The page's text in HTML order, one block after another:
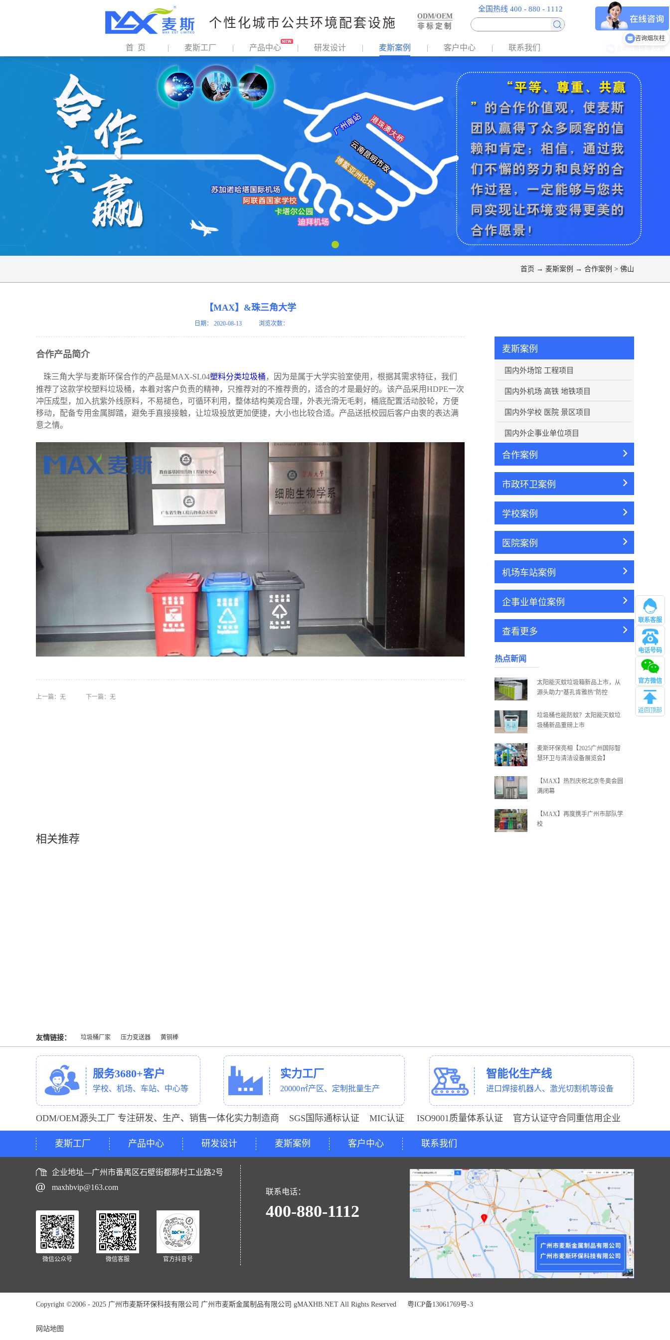
个性化城市公共环境配套设施
ODM/OEM
非 标 定 制
全国热线 400 - 880 - 1112
首 页 麦斯工厂 产品中心 研发设计 麦斯案例 客户中心 联系我们
首页 → 麦斯案例 → 合作案例 > 佛山
麦斯案例
国内外场馆 工程项目
国内外机场 高铁 地铁项目
国内外学校 医院 景区项目
国内外企事业单位项目
合作案例
市政环卫案例
学校案例
医院案例
机场车站案例
企事业单位案例
查看更多
热点新闻
太阳能灭蚊垃圾箱新品上市，从
源头助力“基孔肯雅热”防控
垃圾桶也能防蚊？太阳能灭蚊垃
圾桶新品重磅上市
麦斯环保亮相【2025广州国际智
慧环卫与清洁设备展览会】
【MAX】热烈庆祝北京冬奥会圆
满闭幕
【MAX】再度携手广州市部队学
校
【MAX】&珠三角大学
日期： 2020-08-13 浏览次数：
合作产品简介
珠三角大学与麦斯环保合作的产品是MAX-SL04塑料分类垃圾桶 ，因为是属于大学实验室使用，根据其需求特征，我们
推荐了这款学校塑料垃圾桶，本着对客户负责的精神，只推荐对的不推荐贵的，适合的才是最好的。该产品采用HDPE一次
冲压成型，加入抗紫外线原料，不易褪色，可循环利用，整体结构美观合理，外表光滑无毛剌，桶底配置活动胶轮，方便
移动，配备专用金属脚踏，避免手直接接触，让垃圾投放更加便捷，大小也比较合适。产品送抵校园后客户由衷的表达满
意之情。
上一篇：无 下一篇：无
相关推荐
友情链接： 垃圾桶厂家 压力变送器 黄铜棒
服务3680+客户
学校、机场、车站、中心等
实力工厂
20000㎡产区、定制批量生产
智能化生产线
进口焊接机器人、激光切割机等设备
ODM/OEM源头工厂 专注研发、生产、销售一体化实力制造商 SGS国际通标认证 MIC认证 ISO9001质量体系认证 官方认证守合同重信用企业
麦斯工厂 产品中心 研发设计 麦斯案例 客户中心 联系我们
企业地址—广州市番禺区石壁街都那村工业路2号
maxhbvip@163.com
微信公众号 微信客服 官方抖音号
联系电话：
400-880-1112
Copyright ©2006 - 2025 广州市麦斯环保科技有限公司 广州市麦斯金属制品有限公司 gMAXHB.NET All Rights Reserved 粤ICP备13061769号-3
网站地图
联系客服
电话号码
管理
官方微信
返回顶部
咨询烟灰柱